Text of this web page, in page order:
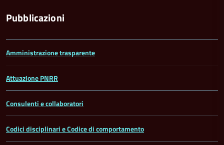
Pubblicazioni
Amministrazione trasparente
Attuazione PNRR
Consulenti e collaboratori
Codici disciplinari e Codice di comportamento